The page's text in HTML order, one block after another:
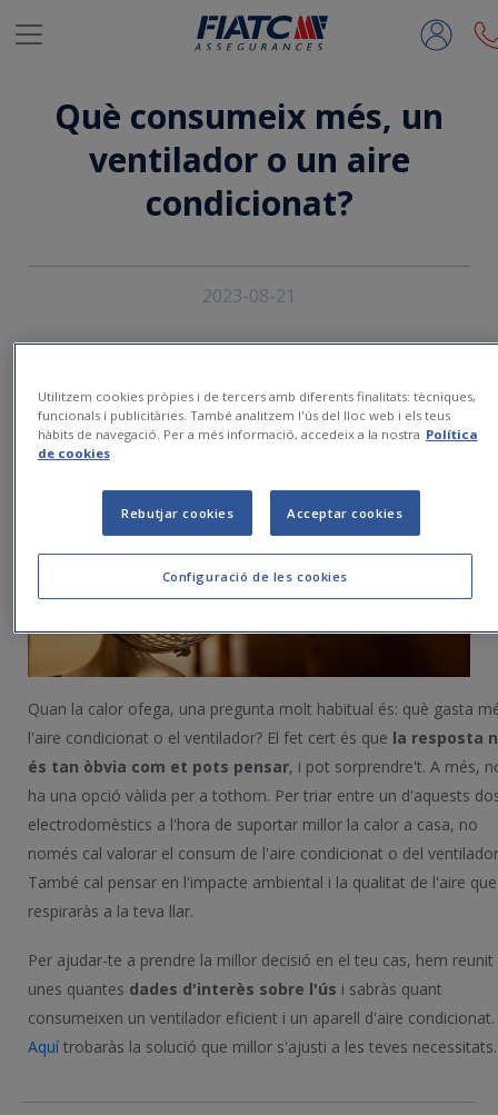
Què consumeix més, un
ventilador o un aire
condicionat?
2023-08-21
Quan la calor ofega, una pregunta molt habitual és: què gasta
l'aire condicionat o el ventilador? El fet cert és que la resposta
és tan òbvia com et pots pensar, i pot sorprendre't. A més,
ha una opció vàlida per a tothom. Per triar entre un d'aquests
electrodomèstics a l'hora de suportar millor la calor a casa, no
només cal valorar el consum de l'aire condicionat o del
També cal pensar en l'impacte ambiental i la qualitat de l'aire que
respiraràs a la teva llar.
Per ajudar-te a prendre la millor decisió en el teu cas, hem reunit
unes quantes dades d'interès sobre l'ús i sabràs quant
consumeixen un ventilador eficient i un aparell d'aire condicionat.
Aquí trobaràs la solució que millor s'ajusti a les teves necessitats.
Utilitzem cookies pròpies i de tercers amb diferents finalitats: tècniques,
funcionals i publicitàries. També analitzem l'ús del lloc web i els teus
hàbits de navegació. Per a més informació, accedeix a la nostra Política
de cookies
Configuració de les cookies
Rebutjar cookies Acceptar cookies